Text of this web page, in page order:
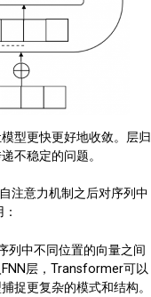
型更快更好地收敛。层归
不稳定的问题。
注意力机制之后对序列中
列中不同位置的向量之间
层，Transformer可以
捉更复杂的模式和结构。